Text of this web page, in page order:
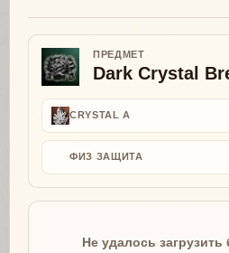
ПРЕДМЕТ
Dark Crystal
CRYSTAL A
ФИЗ ЗАЩИТА
Не удалось загрузить